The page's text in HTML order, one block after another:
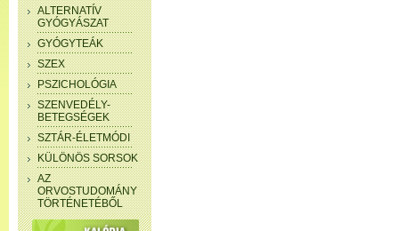
ALTERNATÍV
GYÓGYÁSZAT
GYÓGYTEÁK
SZEX
PSZICHOLÓGIA
SZENVEDÉLY-
BETEGSÉGEK
SZTÁR-ÉLETMÓDI
KÜLÖNÖS SORSOK
AZ
ORVOSTUDOMÁNY
TÖRTÉNETÉBŐL